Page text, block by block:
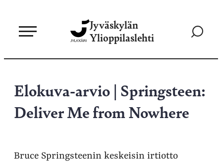
sisältöön
Jyväskylän
Ylioppilaslehti
Siirry
Elokuva-arvio | Springsteen:
Deliver Me from Nowhere
Bruce Springsteenin keskeisin irtiotto